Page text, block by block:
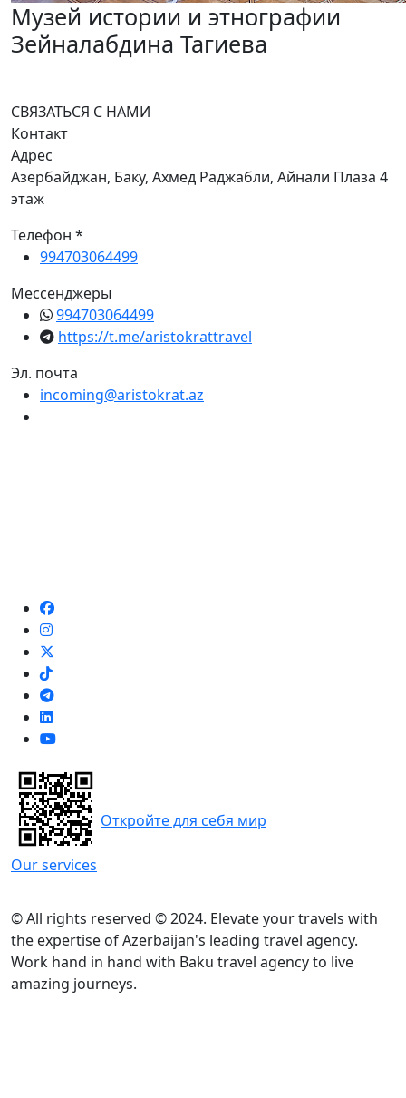
Музей истории и этнографии
Зейналабдина Тагиева
СВЯЗАТЬСЯ С НАМИ
Контакт
Адрес
Азербайджан, Баку, Ахмед Раджабли, Айнали Плаза 4
этаж
Телефон *
994703064499
Мессенджеры
994703064499
https://t.me/aristokrattravel
Эл. почта
incoming@aristokrat.az
Our services
Откройте для себя мир
© All rights reserved © 2024. Elevate your travels with
the expertise of Azerbaijan's leading travel agency.
Work hand in hand with Baku travel agency to live
amazing journeys.